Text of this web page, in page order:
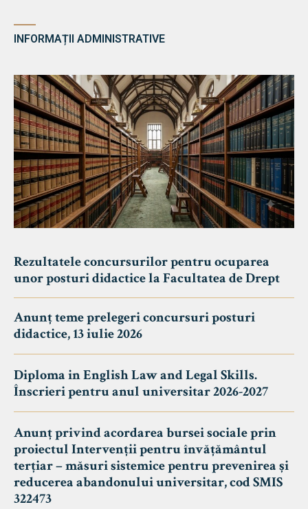
INFORMAȚII ADMINISTRATIVE
Rezultatele concursurilor pentru ocuparea
unor posturi didactice la Facultatea de Drept
Anunț teme prelegeri concursuri posturi
didactice, 13 iulie 2026
Diploma in English Law and Legal Skills.
Înscrieri pentru anul universitar 2026-2027
Anunț privind acordarea bursei sociale prin
proiectul Intervenții pentru învățământul
terțiar – măsuri sistemice pentru prevenirea și
reducerea abandonului universitar, cod SMIS
322473